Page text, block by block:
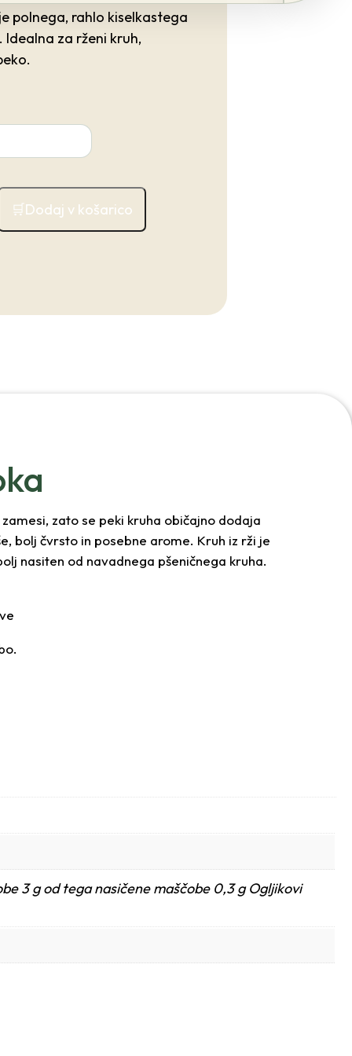
polnega, rahlo kiselkastega
za rženi kruh,
Dodaj v košarico
zato se peki kruha običajno dodaja
bolj čvrsto in posebne arome. Kruh iz rži je
nasiten od navadnega pšeničnega kruha.
3 g od tega nasičene maščobe 0,3 g Ogljikovi